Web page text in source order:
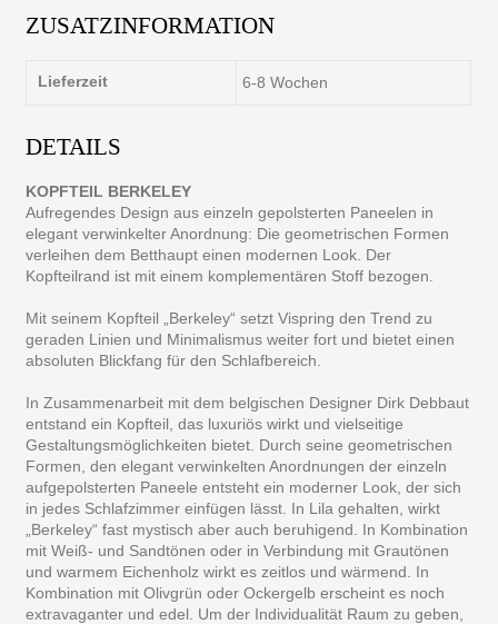
ZUSATZINFORMATION
Lieferzeit 6-8 Wochen
DETAILS
KOPFTEIL BERKELEY
Aufregendes Design aus einzeln gepolsterten Paneelen in
elegant verwinkelter Anordnung: Die geometrischen Formen
verleihen dem Betthaupt einen modernen Look. Der
Kopfteilrand ist mit einem komplementären Stoff bezogen.
Mit seinem Kopfteil „Berkeley“ setzt Vispring den Trend zu
geraden Linien und Minimalismus weiter fort und bietet einen
absoluten Blickfang für den Schlafbereich.
In Zusammenarbeit mit dem belgischen Designer Dirk Debbaut
entstand ein Kopfteil, das luxuriös wirkt und vielseitige
Gestaltungsmöglichkeiten bietet. Durch seine geometrischen
Formen, den elegant verwinkelten Anordnungen der einzeln
aufgepolsterten Paneele entsteht ein moderner Look, der sich
in jedes Schlafzimmer einfügen lässt. In Lila gehalten, wirkt
„Berkeley“ fast mystisch aber auch beruhigend. In Kombination
mit Weiß- und Sandtönen oder in Verbindung mit Grautönen
und warmem Eichenholz wirkt es zeitlos und wärmend. In
Kombination mit Olivgrün oder Ockergelb erscheint es noch
extravaganter und edel. Um der Individualität Raum zu geben,